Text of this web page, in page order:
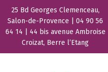
25 Bd Georges Clemenceau,
Salon-de-Provence | 04 90 56
64 14 | 44 bis avenue Ambroise
Croizat, Berre l’Etang